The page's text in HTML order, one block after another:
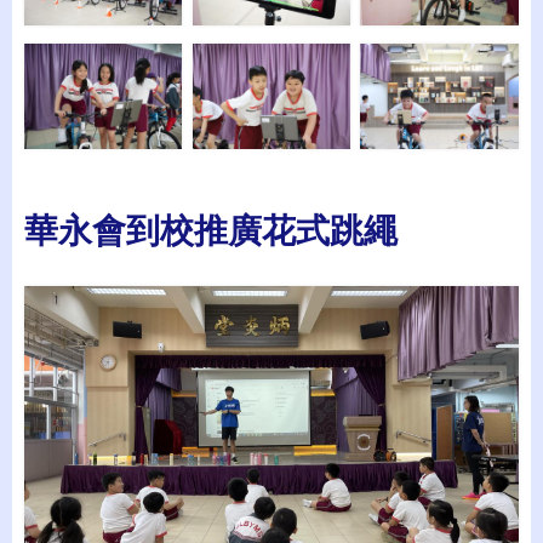
華永會到校推廣花式跳繩